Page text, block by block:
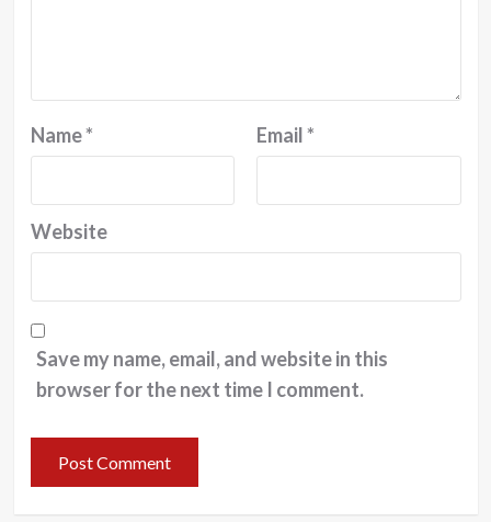
Name* Email*
Website
Save my name, email, and website in this
browser for the next time I comment.